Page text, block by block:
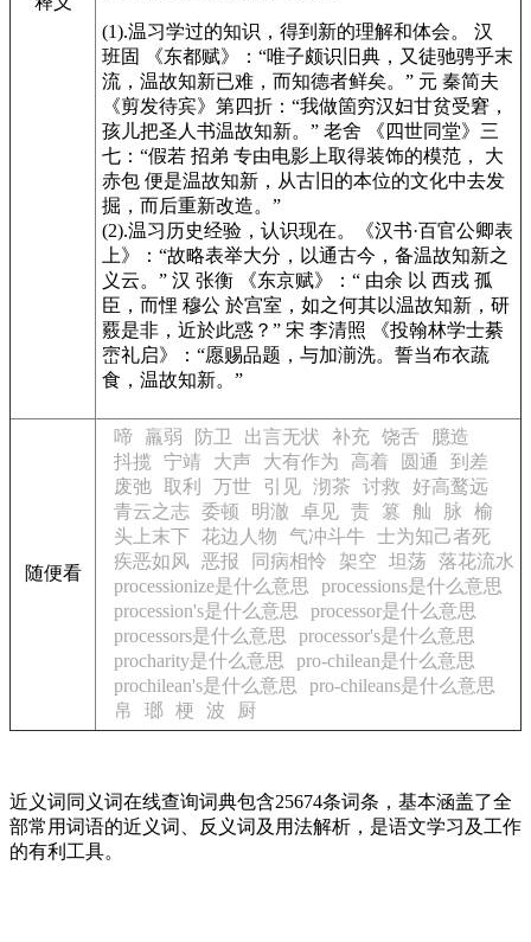
(1).温习学过的知识，得到新的理解和体会。 汉
班固
《东都赋》
：“唯子颇识旧典，又徒驰骋乎末
流，温故知新已难，而知德者鲜矣。” 元 秦简夫
《剪发待宾》 第四折：“我做箇穷汉妇甘贫受窘，
孩儿把圣人书温故知新。” 老舍
《四世同堂》 三
七：“假若 招弟 专由电影上取得装饰的模范， 大
赤包 便是温故知新，从古旧的本位的文化中去发
掘，而后重新改造。”
(2).温习历史经验，认识现在。
《汉书·百官公卿表
上》
：“故略表举大分，以通古今，备温故知新之
义云。” 汉 张衡
《东京赋》
：“ 由余 以 西戎 孤
臣，而悝 穆公 於宫室，如之何其以温故知新，研
覈是非，近於此惑？” 宋 李清照
《投翰林学士綦
崈礼启》
：“愿赐品题，与加湔洗。誓当布衣蔬
食，温故知新。”
随便看
啼 羸弱 防卫 出言无状 补充 饶舌
臆造
抖揽
宁靖 大声 大有作为 高着 圆通
到差
废弛 取利 万世 引见 沏茶 讨救
好高鹜远
青云之志
委顿 明澈 卓见 责 篡 舢 脉
榆
头上末下
花边人物 气冲斗牛 士为知己者死
疾恶如风 恶报 同病相怜 架空 坦荡
落花流水
processionize是什么意思
processions是什么意思
procession's是什么意思
processor是什么意思
processors是什么意思
processor's是什么意思
procharity是什么意思
pro-chilean是什么意思
prochilean's是什么意思
pro-chileans是什么意思
帛
瑯 梗 波 厨
近义词同义词在线查询词典包含25674条词条，基本涵盖了全
部常用词语的近义词、反义词及用法解析，是语文学习及工作
的有利工具。